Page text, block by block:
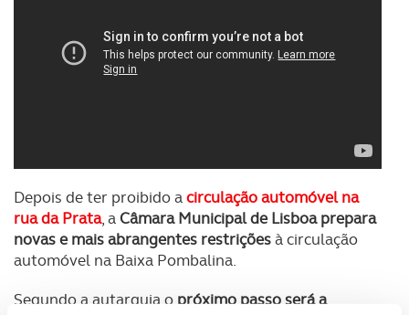
Depois de ter proibido acirculação automóvel na
rua da Prata, aCâmara Municipal de Lisboa prepara
novas e mais abrangentes restriçõesà circulação
automóvel na Baixa Pombalina.
Segundo a autarquia o próximo passo será a